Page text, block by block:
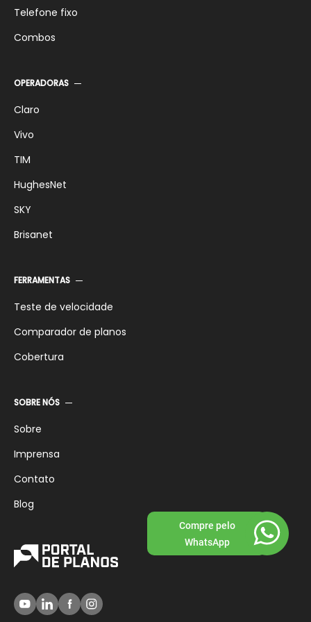
Telefone fixo
Combos
OPERADORAS
Claro
Vivo
TIM
HughesNet
SKY
Brisanet
FERRAMENTAS
Teste de velocidade
Comparador de planos
Cobertura
SOBRE NÓS
Sobre
Imprensa
Contato
Blog
Compre pelo
WhatsApp